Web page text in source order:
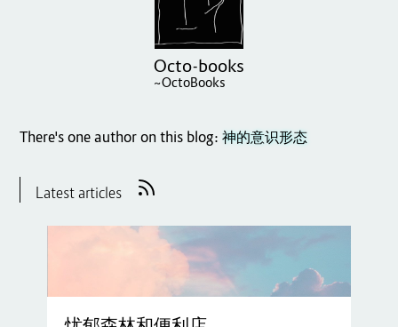
Octo-books
~OctoBooks
There's one author on this blog:神的意识形态
Latest articles